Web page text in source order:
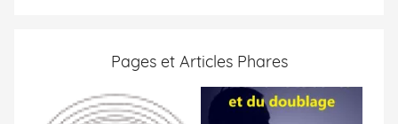
Pages et Articles Phares